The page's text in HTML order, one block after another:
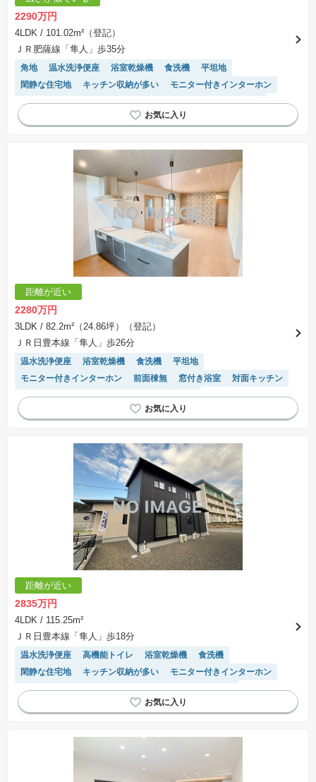
2290万円
4LDK / 101.02m²（登記）
ＪＲ肥薩線「隼人」歩35分
角地 温水洗浄便座 浴室乾燥機 食洗機
平坦地
閑静な住宅地
キッチン収納が多い
モニター付きインターホン
接面道路の幅が６m以上
WIC トイレ2個以上
窓付き浴室
対面キッチン
システムキッチン 陽当り良好
距離が近い
2280万円
3LDK / 82.2m²（24.86坪）（登記）
ＪＲ日豊本線「隼人」歩26分
温水洗浄便座 浴室乾燥機 食洗機
平坦地
モニター付きインターホン
前面棟無 窓付き浴室
対面キッチン
システムキッチン
陽当り良好
オール電化
IHクッキングヒーター
距離が近い
2835万円
4LDK / 115.25m²
ＪＲ日豊本線「隼人」歩18分
温水洗浄便座 高機能トイレ 浴室乾燥機
食洗機
閑静な住宅地
キッチン収納が多い
モニター付きインターホン
接面道路の幅が６m以上
SIC WIC
トイレ2個以上
窓付き浴室
システムキッチン